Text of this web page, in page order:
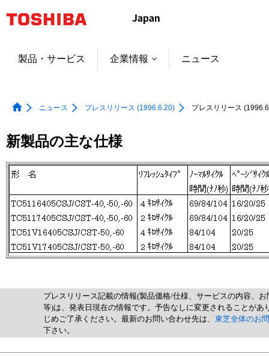
ャ
製品・サービス 企業情報 ニュース
ニュース プレスリリース (1996.6.20) プレスリリース
新製品の主な仕様
プレスリリース記載の情報(製品価格/仕様、サービスの内容、
等)は、発表日現在の情報です。予告なしに変更されることがあ
じめご了承ください。最新のお問い合わせ先は、 東芝全体のお
下さい。